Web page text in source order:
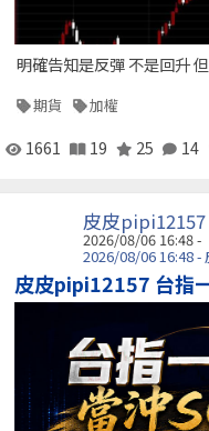
明確告知是反彈 不是回
期貨 加權
1661 19 25 14
皮皮pipi12157
2026/08/06 16:48 -
2026/08/06 16:48 -
皮皮pipi12157 台指